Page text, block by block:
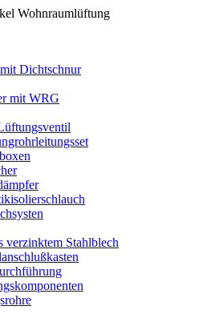
Wohnraumlüftung
Dichtschnur
mit WRG
verzinktem Stahlblech